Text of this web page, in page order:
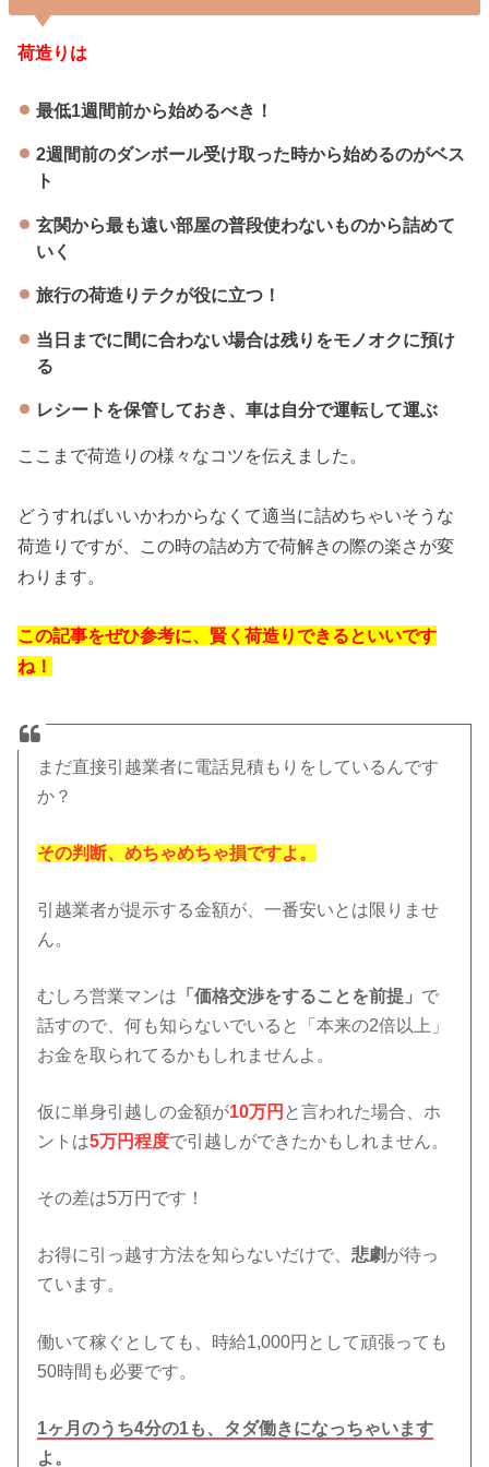
荷造りは
最低1週間前から始めるべき！
2週間前のダンボール受け取った時から始めるのがベス
ト
玄関から最も遠い部屋の普段使わないものから詰めて
いく
旅行の荷造りテクが役に立つ！
当日までに間に合わない場合は残りをモノオクに預け
る
レシートを保管しておき、車は自分で運転して運ぶ
ここまで荷造りの様々なコツを伝えました。
どうすればいいかわからなくて適当に詰めちゃいそうな
荷造りですが、この時の詰め方で荷解きの際の楽さが変
わります。
この記事をぜひ参考に、賢く荷造りできるといいです
ね！
まだ直接引越業者に電話見積もりをしているんです
か？
その判断、めちゃめちゃ損ですよ。
引越業者が提示する金額が、一番安いとは限りませ
ん。
むしろ営業マンは 「価格交渉をすることを前提」 で
話すので、何も知らないでいると「本来の2倍以上」
お金を取られてるかもしれませんよ。
仮に単身引越しの金額が10万円 と言われた場合、ホ
ントは5万円程度で引越しができたかもしれません。
その差は5万円です！
お得に引っ越す方法を知らないだけで、悲劇 が待っ
ています。
働いて稼ぐとしても、時給1,000円として頑張っても
50時間も必要です。
1ヶ月のうち4分の1も、タダ働きになっちゃいます
よ。